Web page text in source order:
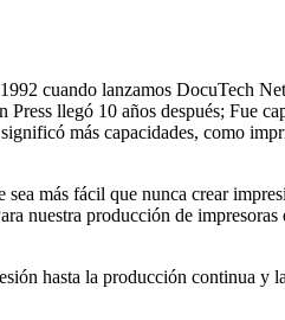
cuando lanzamos DocuTech
llegó 10 años después; Fue
más capacidades, como
más fácil que nunca crear
nuestra producción de
hasta la producción continua y